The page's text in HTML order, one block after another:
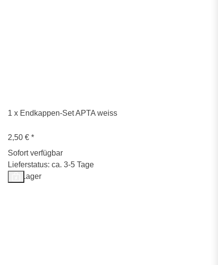
1 x Endkappen-Set APTA weiss
2,50 € *
Sofort verfügbar
Lieferstatus: ca. 3-5 Tage
Auf Lager